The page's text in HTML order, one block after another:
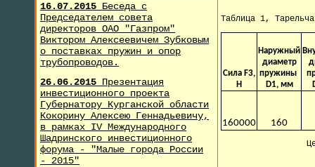
16.07.2015 Беседа с
Председателем совета
директоров ОАО "Газпром"
Виктором Алексеевичем Зубковым
о поставках пружин и опор
трубопроводов.
26.06.2015 Презентация
инвестиционного проекта
Губернатору Курганской области
Кокорину Алексею Геннадьевичу,
в рамках IV Международного
Шадринского инвестиционного
форума - "Малые города России
- 2015"
Таблица 1,
Сила F3,
H
Наружный
диаметр
пружины
D1, мм
160000 160